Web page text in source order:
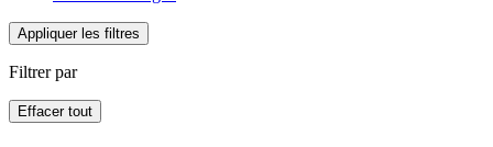
Appliquer les filtres
Filtrer par
Effacer tout